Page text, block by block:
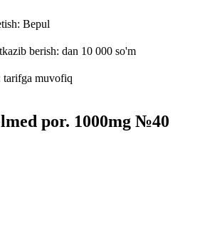
Bepul
berish: dan 10 000 so'm
tarifga muvofiq
por. 1000mg №40